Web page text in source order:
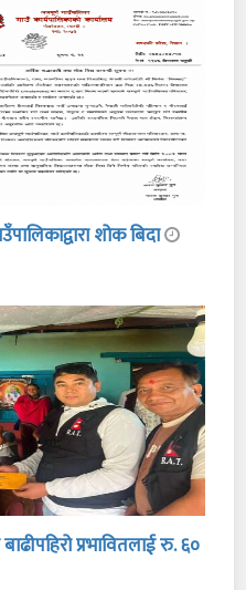
शोक बिदा
बाढीपहिरो प्रभावितलाई रु. ६०